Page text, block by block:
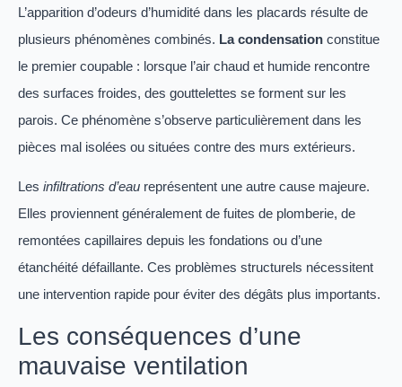
L’apparition d’odeurs d’humidité dans les placards résulte de
plusieurs phénomènes combinés. La condensation constitue
le premier coupable : lorsque l’air chaud et humide rencontre
des surfaces froides, des gouttelettes se forment sur les
parois. Ce phénomène s’observe particulièrement dans les
pièces mal isolées ou situées contre des murs extérieurs.
Les infiltrations d’eau représentent une autre cause majeure.
Elles proviennent généralement de fuites de plomberie, de
remontées capillaires depuis les fondations ou d’une
étanchéité défaillante. Ces problèmes structurels nécessitent
une intervention rapide pour éviter des dégâts plus importants.
Les conséquences d’une
mauvaise ventilation